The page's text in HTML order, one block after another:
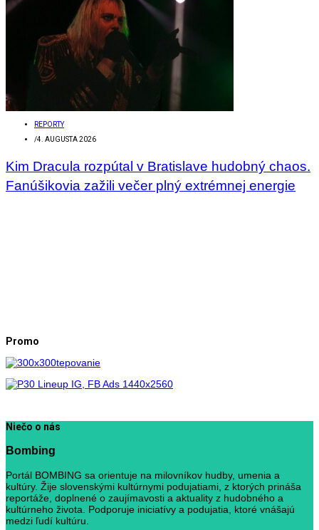
REPORTY
/4. AUGUSTA 2026
Kim Dracula rozpútal v Bratislave hudobný chaos.
Fanúšikovia zažili večer plný extrémnej energie
Promo
Niečo o nás
Bombing
Portál BOMBING sa orientuje na milovníkov hudby, umenia a
kultúry. Žije slovenskými kultúrnymi podujatiami, z ktorých prináša
reportáže, doplnené o zaujímavosti a aktuality z hudobného a
kultúrneho života. Podporuje iniciatívy a podujatia, ktoré vnášajú
medzi ľudí kultúru.